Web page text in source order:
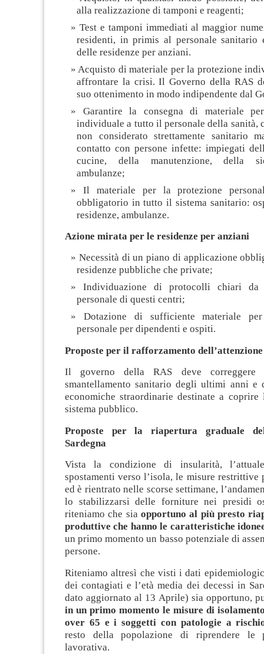
alla realizzazione di tamponi e reagenti;
Test e tamponi immediati al maggior
residenti, in primis al personale sanitario
delle residenze per anziani.
Acquisto di materiale per la protezione
affrontare la crisi. Il Governo della RAS
suo ottenimento in modo indipendente dal
Garantire la consegna di materiale
individuale a tutto il personale della sanità,
non considerato strettamente sanitario
contatto con persone infette: impiegati
cucine, della manutenzione, della
ambulanze;
Il materiale per la protezione
obbligatorio in tutto il sistema sanitario:
residenze, ambulanze.
Azione mirata per le residenze per anziani
Necessità di un piano di applicazione
residenze pubbliche che private;
Individuazione di protocolli chiari
personale di questi centri;
Dotazione di sufficiente materiale
personale per dipendenti e ospiti.
Proposte per il rafforzamento
Il governo della RAS deve
smantellamento sanitario degli ultimi anni e
economiche straordinarie destinate a coprire
sistema pubblico.
Proposte per la riapertura graduale
Sardegna
Vista la condizione di insularità,
spostamenti verso l’isola, le misure restrittive
ed è rientrato nelle scorse settimane,
lo stabilizzarsi delle forniture nei presidi
riteniamo che sia opportuno al più presto
produttive che hanno le caratteristiche
un primo momento un basso potenziale di
persone.
Riteniamo altresì che visti i dati
dei contagiati e l’età media dei decessi in
dato aggiornato al 13 Aprile) sia opportuno,
in un primo momento le misure di
over 65 e i soggetti con patologie a
resto della popolazione di riprendere le
lavorativa.